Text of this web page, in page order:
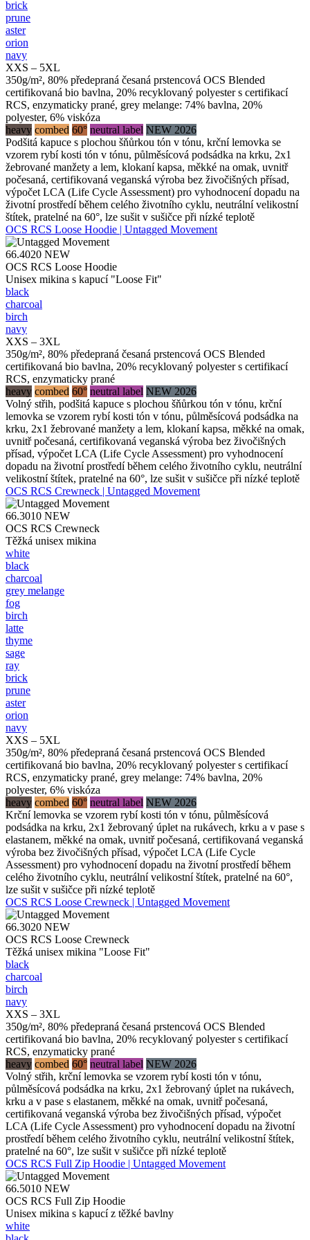
brick
prune
aster
orion
navy
XXS – 5XL
350g/m², 80% předepraná česaná prstencová OCS Blended
certifikovaná bio bavlna, 20% recyklovaný polyester s certifikací
RCS, enzymaticky prané, grey melange: 74% bavlna, 20%
polyester, 6% viskóza
heavy combed 60° neutral label NEW 2026
Podšitá kapuce s plochou šňůrkou tón v tónu, krční lemovka se
vzorem rybí kosti tón v tónu, půlměsícová podsádka na krku, 2x1
žebrované manžety a lem, klokaní kapsa, měkké na omak, uvnitř
počesaná, certifikovaná veganská výroba bez živočišných přísad,
výpočet LCA (Life Cycle Assessment) pro vyhodnocení dopadu na
životní prostředí během celého životního cyklu, neutrální velikostní
štítek, pratelné na 60°, lze sušit v sušičce při nízké teplotě
OCS RCS Loose Hoodie | Untagged Movement
66.4020 NEW
OCS RCS Loose Hoodie
Unisex mikina s kapucí "Loose Fit"
black
charcoal
birch
navy
XXS – 3XL
350g/m², 80% předepraná česaná prstencová OCS Blended
certifikovaná bio bavlna, 20% recyklovaný polyester s certifikací
RCS, enzymaticky prané
heavy combed 60° neutral label NEW 2026
Volný střih, podšitá kapuce s plochou šňůrkou tón v tónu, krční
lemovka se vzorem rybí kosti tón v tónu, půlměsícová podsádka na
krku, 2x1 žebrované manžety a lem, klokaní kapsa, měkké na omak,
uvnitř počesaná, certifikovaná veganská výroba bez živočišných
přísad, výpočet LCA (Life Cycle Assessment) pro vyhodnocení
dopadu na životní prostředí během celého životního cyklu, neutrální
velikostní štítek, pratelné na 60°, lze sušit v sušičce při nízké teplotě
OCS RCS Crewneck | Untagged Movement
66.3010 NEW
OCS RCS Crewneck
Těžká unisex mikina
white
black
charcoal
grey melange
fog
birch
latte
thyme
sage
ray
brick
prune
aster
orion
navy
XXS – 5XL
350g/m², 80% předepraná česaná prstencová OCS Blended
certifikovaná bio bavlna, 20% recyklovaný polyester s certifikací
RCS, enzymaticky prané, grey melange: 74% bavlna, 20%
polyester, 6% viskóza
heavy combed 60° neutral label NEW 2026
Krční lemovka se vzorem rybí kosti tón v tónu, půlměsícová
podsádka na krku, 2x1 žebrovaný úplet na rukávech, krku a v pase s
elastanem, měkké na omak, uvnitř počesaná, certifikovaná veganská
výroba bez živočišných přísad, výpočet LCA (Life Cycle
Assessment) pro vyhodnocení dopadu na životní prostředí během
celého životního cyklu, neutrální velikostní štítek, pratelné na 60°,
lze sušit v sušičce při nízké teplotě
OCS RCS Loose Crewneck | Untagged Movement
66.3020 NEW
OCS RCS Loose Crewneck
Těžká unisex mikina "Loose Fit"
black
charcoal
birch
navy
XXS – 3XL
350g/m², 80% předepraná česaná prstencová OCS Blended
certifikovaná bio bavlna, 20% recyklovaný polyester s certifikací
RCS, enzymaticky prané
heavy combed 60° neutral label NEW 2026
Volný střih, krční lemovka se vzorem rybí kosti tón v tónu,
půlměsícová podsádka na krku, 2x1 žebrovaný úplet na rukávech,
krku a v pase s elastanem, měkké na omak, uvnitř počesaná,
certifikovaná veganská výroba bez živočišných přísad, výpočet
LCA (Life Cycle Assessment) pro vyhodnocení dopadu na životní
prostředí během celého životního cyklu, neutrální velikostní štítek,
pratelné na 60°, lze sušit v sušičce při nízké teplotě
OCS RCS Full Zip Hoodie | Untagged Movement
66.5010 NEW
OCS RCS Full Zip Hoodie
Unisex mikina s kapucí z těžké bavlny
white